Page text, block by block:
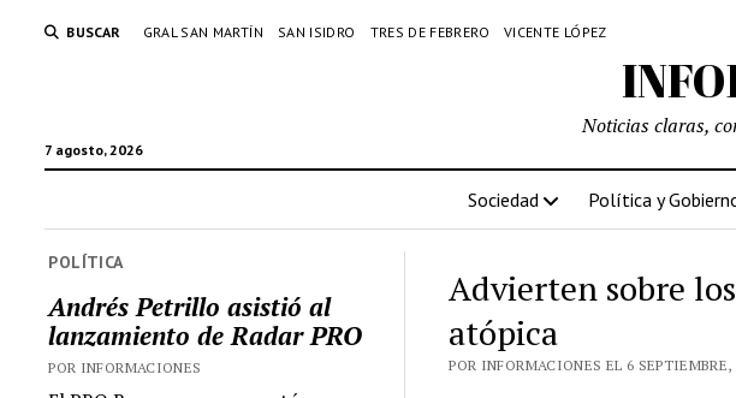
BUSCAR GRAL SAN MARTÍN SAN ISIDRO TRES DE FEBRERO VICENTE LÓPEZ
7 agosto, 2026
Noticias claras,
Sociedad Política y
POLÍTICA
Andrés Petrillo asistió al
lanzamiento de Radar PRO
POR INFORMACIONES
Advierten sobre
atópica
POR INFORMACIONES EL 6